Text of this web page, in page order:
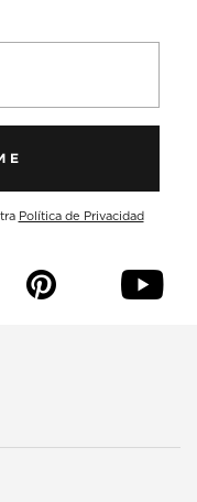
Política de Privacidad
p y